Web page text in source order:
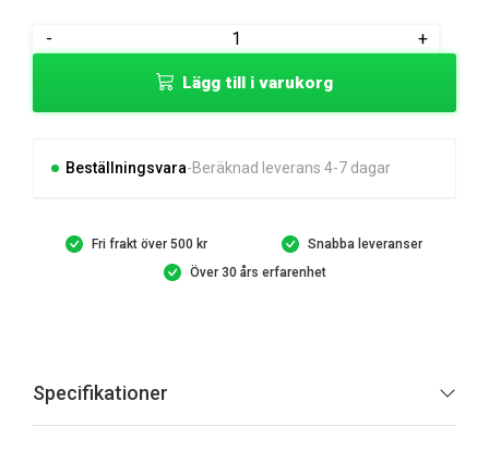
-
PUMP
+
Lägg till i varukorg
Beställningsvara Beräknad leverans 4-7 dagar
Fri frakt över 500 kr
Snabba leveranser
Över 30 års erfarenhet
Specifikationer